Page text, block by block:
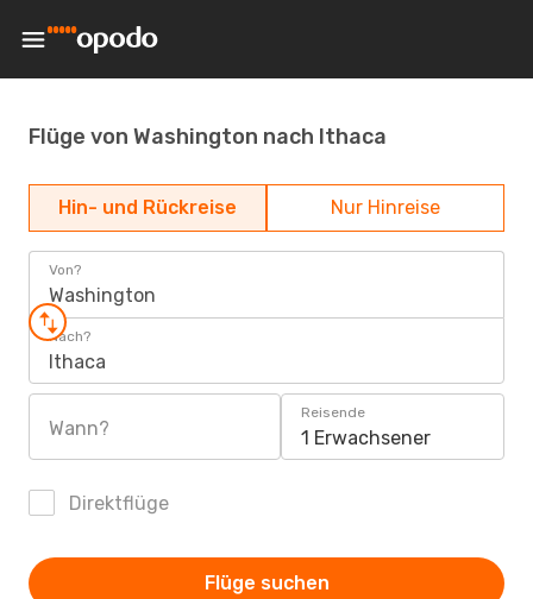
Flüge von Washington nach Ithaca
Hin- und Rückreise Nur Hinreise
Von?
Washington
Nach?
Ithaca
Wann?
Reisende
1 Erwachsener
Direktflüge
Flüge suchen